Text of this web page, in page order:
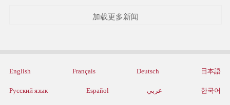
加载更多新闻
English Français Deutsch 日本語
Русский язык Español عربي 한국어